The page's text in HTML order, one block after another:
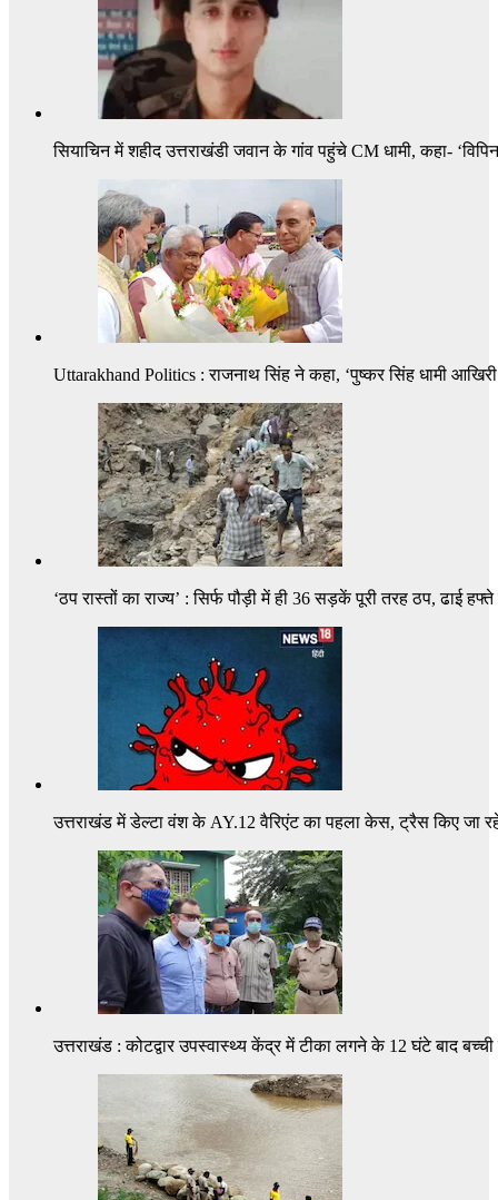
सियाचिन में शहीद उत्तराखंडी जवान के गांव पहुंचे CM धामी, कहा-
Uttarakhand Politics : राजनाथ सिंह ने कहा, ‘पुष्कर सिंह धामी
‘ठप रास्तों का राज्य’ : सिर्फ पौड़ी में ही 36 सड़कें पूरी तरह ठप, ढाई
उत्तराखंड में डेल्टा वंश के AY.12 वैरिएंट का पहला केस, ट्रैस किए जा
उत्तराखंड : कोटद्वार उपस्वास्थ्य केंद्र में टीका लगने के 12 घंटे बाद बच्ची